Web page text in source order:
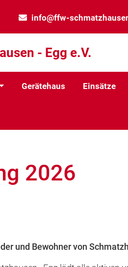
info@ffw-
- Egg e.V.
Gerätehaus Einsätze
2026
und Bewohner von